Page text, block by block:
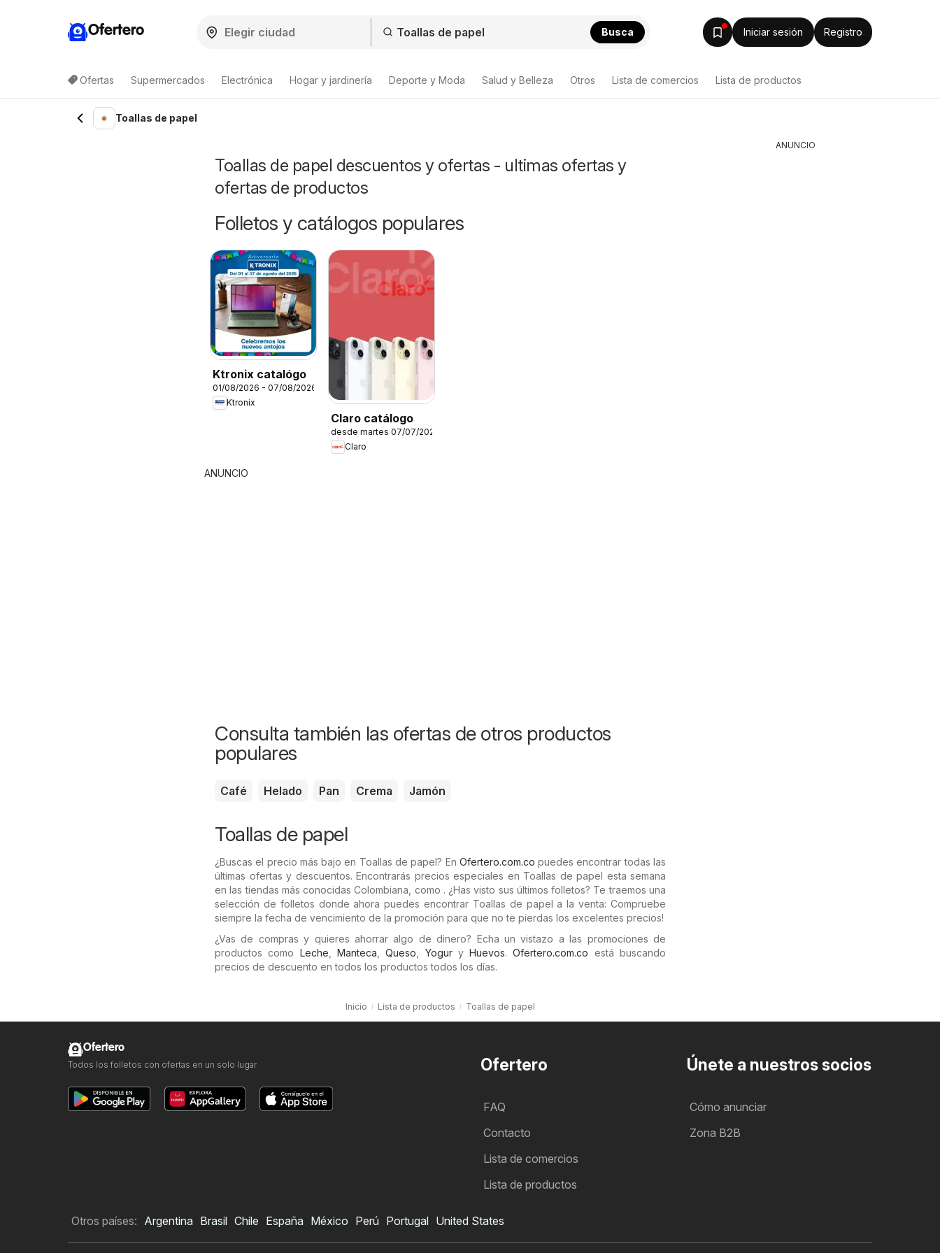
Ofertero Busca Iniciar sesión Registro
Ofertas Supermercados Electrónica Hogar y jardinería Deporte y Moda Salud y Belleza Otros Lista de comercios Lista de productos
Toallas de papel
Toallas de papel descuentos y ofertas - ultimas ofertas y
ofertas de productos
Folletos y catálogos populares
Ktronix catalógo
01/08/2026 - 07/08/2026
Ktronix
Claro catálogo
desde martes 07/07/2026
Claro
ANUNCIO
Consulta también las ofertas de otros productos
populares
Café Helado Pan Crema Jamón
Toallas de papel
¿Buscas el precio más bajo en Toallas de papel? En Ofertero.com.co puedes encontrar todas las
últimas ofertas y descuentos. Encontrarás precios especiales en Toallas de papel esta semana
en las tiendas más conocidas Colombiana, como . ¿Has visto sus últimos folletos? Te traemos una
selección de folletos donde ahora puedes encontrar Toallas de papel a la venta: Compruebe
siempre la fecha de vencimiento de la promoción para que no te pierdas los excelentes precios!
¿Vas de compras y quieres ahorrar algo de dinero? Echa un vistazo a las promociones de
productos como Leche Manteca ,Queso YoguryHuevos.Ofertero.com.co está buscando
precios de descuento en todos los productos todos los días.
Inicio Lista de productos Toallas de papel
ANUNCIO
Ofertero
FAQ
Contacto
Lista de comercios
Lista de productos
Únete a nuestros socios
Cómo anunciar
Zona B2B
Ofertero
Todos los folletos con ofertas en un solo lugar
Otros países: Argentina Brasil Chile España México Perú Portugal United States